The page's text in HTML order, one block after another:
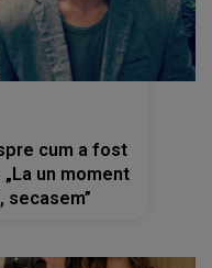
cum a fost
un moment
secasem”